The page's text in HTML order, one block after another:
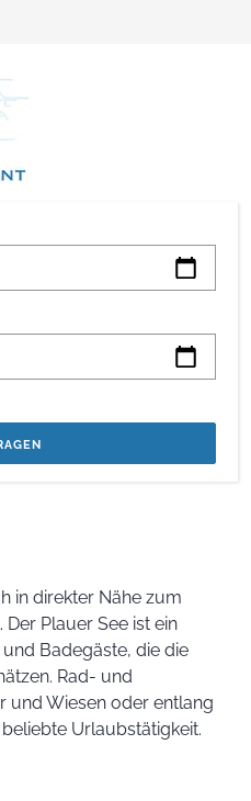
in direkter Nähe zum
Der Plauer See ist ein
Badegäste, die die
Rad- und
und Wiesen oder entlang
Urlaubstätigkeit.